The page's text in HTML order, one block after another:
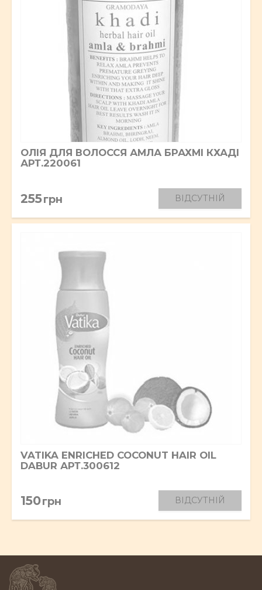
ОЛІЯ ДЛЯ ВОЛОССЯ АМЛА БРАХМІ КХАДІ
АРТ.220061
255грн ВІДСУТНІЙ
VATIKA ENRICHED COCONUT HAIR OIL
DABUR АРТ.300612
150грн ВІДСУТНІЙ